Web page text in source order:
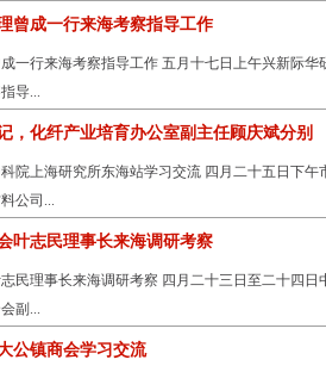
曾成一行来海考察指导工作
一行来海考察指导工作 五月十七日上午兴新际
导...
，化纤产业培育办公室副主任顾庆斌分别
院上海研究所东海站学习交流 四月二十五日下
公司...
叶志民理事长来海调研考察
民理事长来海调研考察 四月二十三日至二十四
副...
公镇商会学习交流